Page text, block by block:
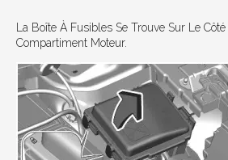
La Boîte À Fusibles Se Trouve Sur Le
Compartiment Moteur.